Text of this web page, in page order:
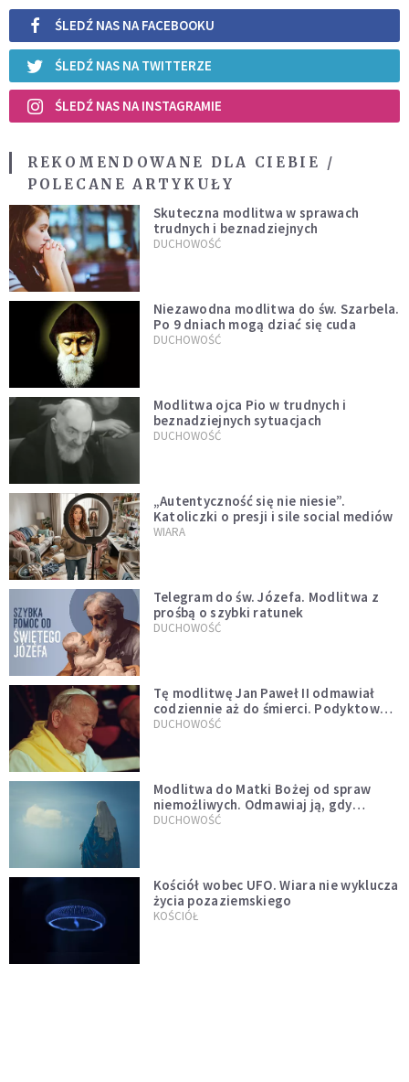
ŚLEDŹ NAS NA FACEBOOKU
ŚLEDŹ NAS NA TWITTERZE
ŚLEDŹ NAS NA INSTAGRAMIE
REKOMENDOWANE DLA CIEBIE /
POLECANE ARTYKUŁY
Skuteczna modlitwa w sprawach
trudnych i beznadziejnych
DUCHOWOŚĆ
Niezawodna modlitwa do św. Szarbela.
Po 9 dniach mogą dziać się cuda
DUCHOWOŚĆ
Modlitwa ojca Pio w trudnych i
beznadziejnych sytuacjach
DUCHOWOŚĆ
„Autentyczność się nie niesie”.
Katoliczki o presji i sile social mediów
WIARA
Telegram do św. Józefa. Modlitwa z
prośbą o szybki ratunek
DUCHOWOŚĆ
Tę modlitwę Jan Paweł II odmawiał
codziennie aż do śmierci. Podyktował
mu ją ojciec
DUCHOWOŚĆ
Modlitwa do Matki Bożej od spraw
niemożliwych. Odmawiaj ją, gdy
wszystko idzie źle
DUCHOWOŚĆ
Kościół wobec UFO. Wiara nie wyklucza
życia pozaziemskiego
KOŚCIÓŁ